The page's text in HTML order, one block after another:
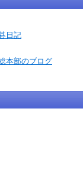
日記
本部のブログ